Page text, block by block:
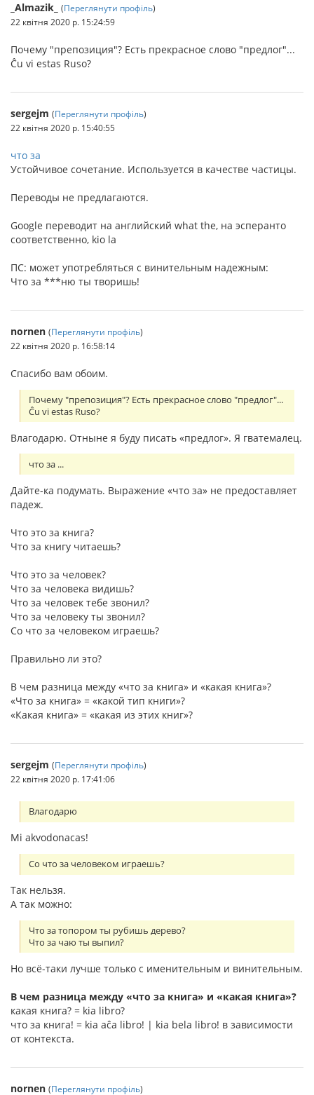
_Almazik_ (Переглянути профіль)
22 квітня 2020 р. 15:24:59
Почему "препозиция"? Есть прекрасное слово "предлог"...
Ĉu vi estas Ruso?
sergejm (Переглянути профіль)
22 квітня 2020 р. 15:40:55
что за
Устойчивое сочетание. Используется в качестве частицы.
Переводы не предлагаются.
Google переводит на английский what the, на эсперанто
соответственно, kio la
ПС: может употребляться с винительным надежным:
Что за ***ню ты творишь!
nornen (Переглянути профіль)
22 квітня 2020 р. 16:58:14
Спасибо вам обоим.
Почему "препозиция"? Есть прекрасное слово "предлог"...
Ĉu vi estas Ruso?
Влагодарю. Отныне я буду писать «предлог». Я гватемалец.
что за ...
Дайте-ка подумать. Выражение «что за» не предоставляет
падеж.
Что это за книга?
Что за книгу читаешь?
Что это за человек?
Что за человека видишь?
Что за человек тебе звонил?
Что за человеку ты звонил?
Со что за человеком играешь?
Правильно ли это?
В чем разница между «что за книга» и «какая книга»?
«Что за книга» = «какой тип книги»?
«Какая книга» = «какая из этих книг»?
sergejm (Переглянути профіль)
22 квітня 2020 р. 17:41:06
Влагодарю
Mi akvodonacas!
Со что за человеком играешь?
Так нельзя.
А так можно:
Что за топором ты рубишь дерево?
Что за чаю ты выпил?
Но всё-таки лучше только с именительным и винительным.
В чем разница между «что за книга» и «какая книга»?
какая книга? = kia libro?
что за книга! = kia aĉa libro! | kia bela libro! в зависимости
от контекста.
nornen (Переглянути профіль)